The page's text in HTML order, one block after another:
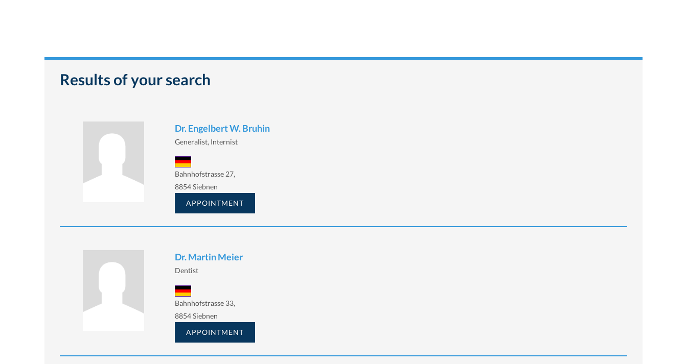
Results of your search
Dr. Engelbert W. Bruhin
Generalist, Internist
Bahnhofstrasse 27,
8854 Siebnen
APPOINTMENT
Dr. Martin Meier
Dentist
Bahnhofstrasse 33,
8854 Siebnen
APPOINTMENT